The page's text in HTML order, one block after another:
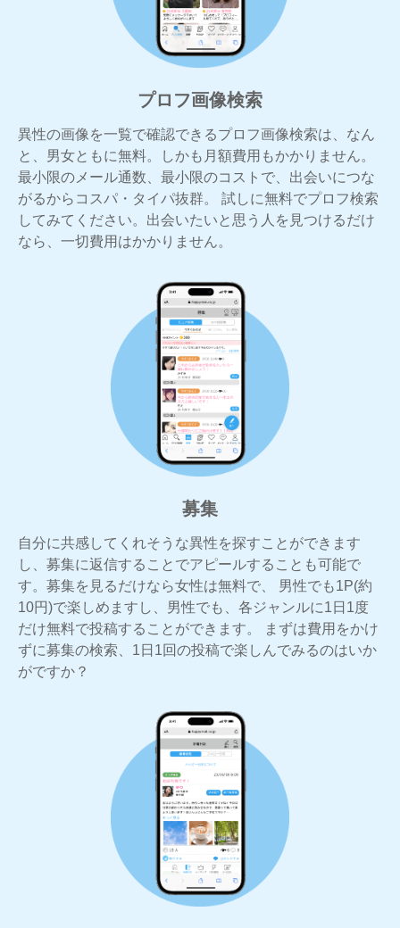
プロフ画像検索
異性の画像を一覧で確認できるプロフ画像検索は、なん
と、男女ともに無料。しかも月額費用もかかりません。
最小限のメール通数、最小限のコストで、出会いにつな
がるからコスパ・タイパ抜群。 試しに無料でプロフ検索
してみてください。出会いたいと思う人を見つけるだけ
なら、一切費用はかかりません。
募集
自分に共感してくれそうな異性を探すことができます
し、募集に返信することでアピールすることも可能で
す。募集を見るだけなら女性は無料で、 男性でも1P(約
10円)で楽しめますし、男性でも、各ジャンルに1日1度
だけ無料で投稿することができます。 まずは費用をかけ
ずに募集の検索、1日1回の投稿で楽しんでみるのはいか
がですか？